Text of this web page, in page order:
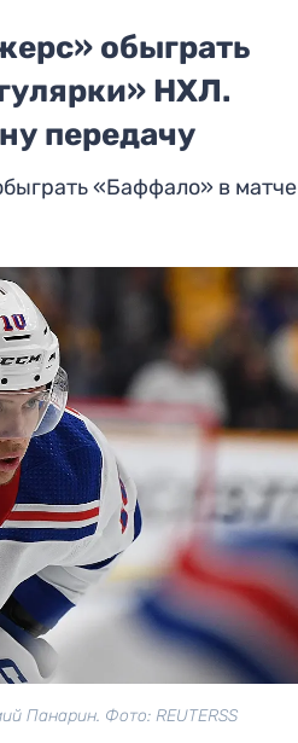
обыграть
НХЛ.
передачу
«Баффало» в матче
Панарин. Фото: REUTERSS